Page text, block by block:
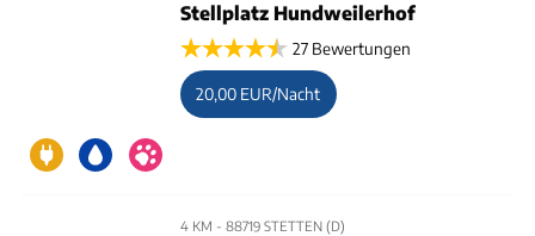
Stellplatz Hundweilerhof
27 Bewertungen
20,00 EUR/Nacht
4 KM - 88719 STETTEN (D)